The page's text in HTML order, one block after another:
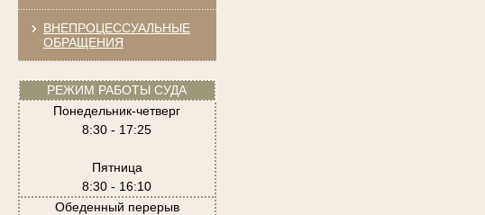
ВНЕПРОЦЕССУАЛЬНЫЕ
ОБРАЩЕНИЯ
РЕЖИМ РАБОТЫ СУДА
Понедельник-четверг
8:30 - 17:25
Пятница
8:30 - 16:10
Обеденный перерыв